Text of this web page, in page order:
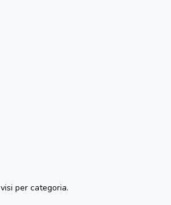
per categoria.